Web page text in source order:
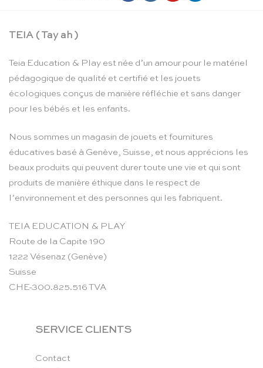
TEIA ( Tay ah )
Teia Education & Play est née d’un amour pour le matériel
pédagogique de qualité et certifié et les jouets
écologiques conçus de manière réfléchie et sans danger
pour les bébés et les enfants.
Nous sommes un magasin de jouets et fournitures
éducatives basé à Genève, Suisse, et nous apprécions les
beaux produits qui peuvent durer toute une vie et qui sont
produits de manière éthique dans le respect de
l’environnement et des personnes qui les fabriquent.
TEIA EDUCATION & PLAY
Route de la Capite 190
1222 Vésenaz (Genève)
Suisse
CHE-300.825.516 TVA
SERVICE CLIENTS
Contact